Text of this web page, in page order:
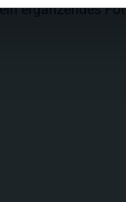
ergänzendes